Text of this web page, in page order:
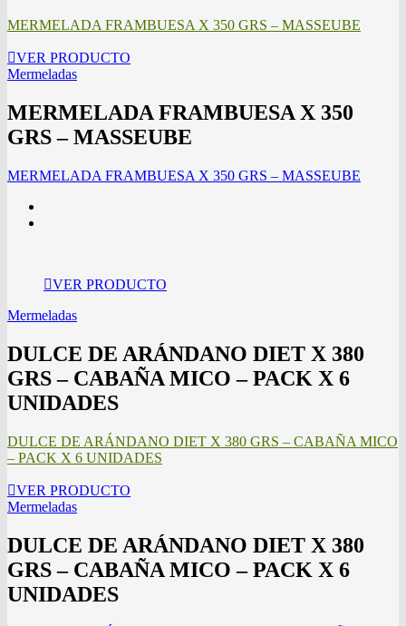
MERMELADA FRAMBUESA X 350 GRS – MASSEUBE
VER PRODUCTO
Mermeladas
MERMELADA FRAMBUESA X 350
GRS – MASSEUBE
MERMELADA FRAMBUESA X 350 GRS – MASSEUBE
VER PRODUCTO
Mermeladas
DULCE DE ARÁNDANO DIET X 380
GRS – CABAÑA MICO – PACK X 6
UNIDADES
DULCE DE ARÁNDANO DIET X 380 GRS – CABAÑA MICO
– PACK X 6 UNIDADES
VER PRODUCTO
Mermeladas
DULCE DE ARÁNDANO DIET X 380
GRS – CABAÑA MICO – PACK X 6
UNIDADES